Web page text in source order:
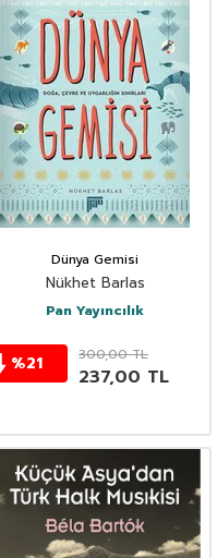
Dünya Gemisi
Nükhet Barlas
Pan Yayıncılık
%21 300,00TL
237,00 TL